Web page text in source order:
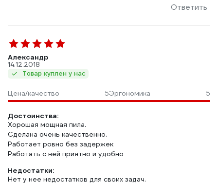
Ответить
Александр
14.12.2018
Товар куплен у нас
Цена/качество 5Эргономика 5
Достоинства:
Хорошая мощная пила.
Сделана очень качественно.
Работает ровно без задержек
Работать с ней приятно и удобно
Недостатки:
Нет у нее недостатков для своих задач.